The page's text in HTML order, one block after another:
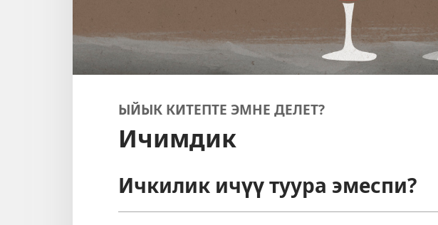
ЫЙЫК КИТЕПТЕ ЭМНЕ ДЕЛЕТ?
Ичимдик
Ичкилик ичүү туура эмеспи?